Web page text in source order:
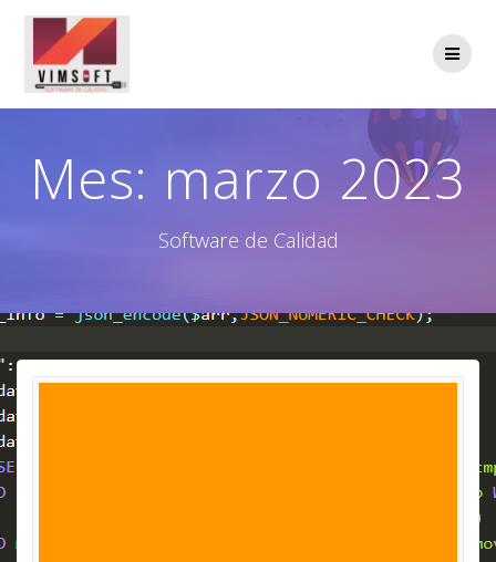
Mes: marzo 2023
Software de Calidad